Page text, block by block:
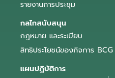
รายงานการประชุม
กลไกสนับสนุน
กฎหมาย และระเบียบ
สิทธิประโยชน์ของกิจการ BCG
แผนปฏิบัติการ